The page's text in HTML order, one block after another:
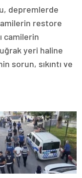
depremlerde
restore
camilerin
uğrak yeri haline
sorun, sıkıntı ve